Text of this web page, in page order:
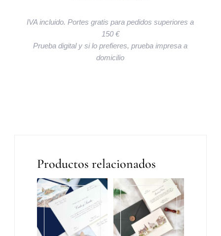
IVA incluido. Portes gratis para pedidos superiores a
150 €
Prueba digital y si lo prefieres, prueba impresa a
domicilio
Productos relacionados